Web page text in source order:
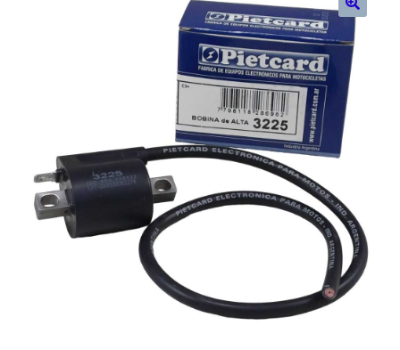
Tienda Física Motosyrepuestos
FAQ Preguntas Frecuentes
🔍